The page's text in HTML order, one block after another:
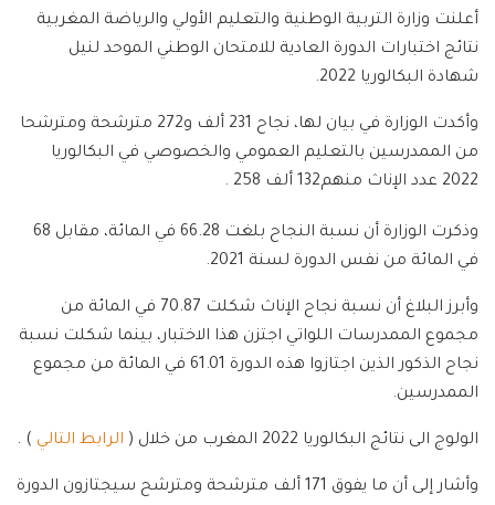
أعلنت وزارة التربية الوطنية والتعليم الأولي والرياضة المغربية
نتائج اختبارات الدورة العادية للامتحان الوطني الموحد لنيل
شهادة البكالوريا 2022.
وأكدت الوزارة في بيان لها، نجاح 231 ألف و272 مترشحة ومترشحا
من الممدرسين بالتعليم العمومي والخصوصي في البكالوريا
2022 عدد الإناث منهم132 ألف 258 .
وذكرت الوزارة أن نسبة النجاح بلغت 66.28 في المائة، مقابل 68
في المائة من نفس الدورة لسنة 2021.
وأبرز البلاغ أن نسبة نجاح الإناث شكلت 70.87 في المائة من
مجموع الممدرسات اللواتي اجتزن هذا الاختبار، بينما شكلت نسبة
نجاح الذكور الذين اجتازوا هذه الدورة 61.01 في المائة من مجموع
الممدرسين.
الولوج الى نتائج البكالوريا 2022 المغرب من خلال ( الرابط التالي ) .
وأشار إلى أن ما يفوق 171 ألف مترشحة ومترشح سيجتازون الدورة